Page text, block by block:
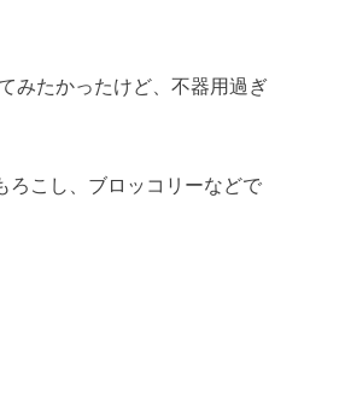
みたかったけど、不器用過ぎ
ろこし、ブロッコリーなどで